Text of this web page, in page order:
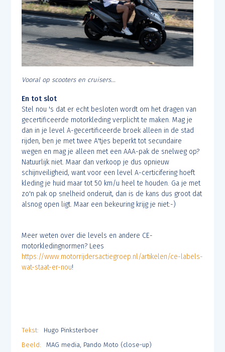
Vooral op scooters en cruisers...
En tot slot
Stel nou 's dat er echt besloten wordt om het dragen van
gecertificeerde motorkleding verplicht te maken. Mag je
dan in je level A-gecertificeerde broek alleen in de stad
rijden, ben je met twee A'tjes beperkt tot secundaire
wegen en mag je alleen met een AAA-pak de snelweg op?
Natuurlijk niet. Maar dan verkoop je dus opnieuw
schijnveiligheid, want voor een level A-certicifering hoeft
kleding je huid maar tot 50 km/u heel te houden. Ga je met
zo'n pak op snelheid onderuit, dan is de kans dus groot dat
alsnog open ligt. Maar een bekeuring krijg je niet:-)
Meer weten over die levels en andere CE-
motorkledingnormen? Lees
https://www.motorrijdersactiegroep.nl/artikelen/ce-labels-
wat-staat-er-nou!
Tekst:
Hugo Pinksterboer
Beeld:
MAG media, Pando Moto (close-up)